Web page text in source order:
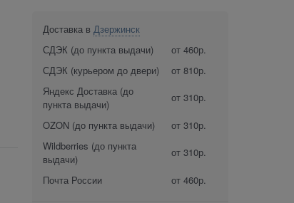
Доставка в Дзержинск
СДЭК (до пункта выдачи)
от 460р.
СДЭК (курьером до двери)
от 810р.
Яндекс Доставка (до
пункта выдачи)
от 310р.
OZON (до пункта выдачи)
от 310р.
Wildberries (до пункта
выдачи)
от 310р.
Почта России от 460р.